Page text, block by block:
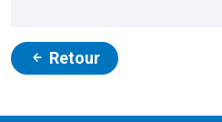
Retour